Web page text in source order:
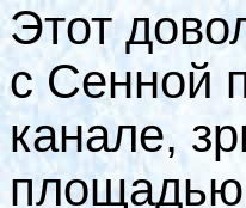
Этот
с Сенной
канале,